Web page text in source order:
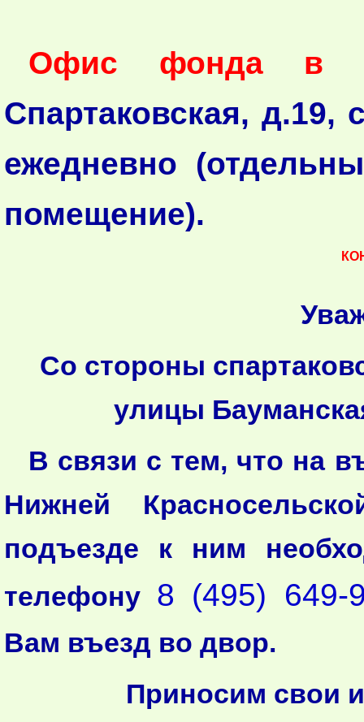
Офис фонда в
Спартаковская, д.19,
ежедневно
помещение).
Со стороны
улицы
В связи с тем, что на
Нижней
подъезде к ним
телефону 8 (495) 649-
Вам въезд во двор.
Приносим свои